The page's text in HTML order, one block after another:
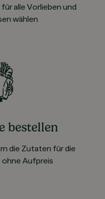
alle Vorlieben und
wählen
bestellen
die Zutaten für die
Aufpreis